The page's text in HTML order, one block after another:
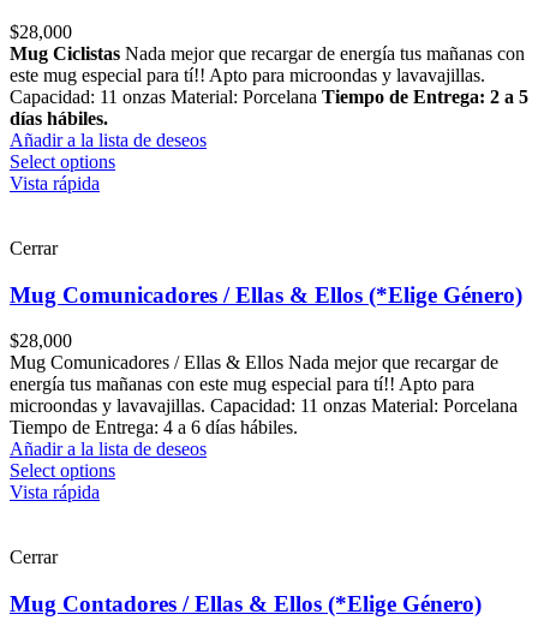
$28,000
Mug Ciclistas Nada mejor que recargar de energía tus mañanas con
este mug especial para tí!! Apto para microondas y lavavajillas.
Capacidad: 11 onzas Material: Porcelana Tiempo de Entrega: 2 a 5
días hábiles.
Añadir a la lista de deseos
Select options
Vista rápida
Cerrar
Mug Comunicadores / Ellas & Ellos (*Elige Género)
$28,000
Mug Comunicadores / Ellas & Ellos Nada mejor que recargar de
energía tus mañanas con este mug especial para tí!! Apto para
microondas y lavavajillas. Capacidad: 11 onzas Material: Porcelana
Tiempo de Entrega: 4 a 6 días hábiles.
Añadir a la lista de deseos
Select options
Vista rápida
Cerrar
Mug Contadores / Ellas & Ellos (*Elige Género)